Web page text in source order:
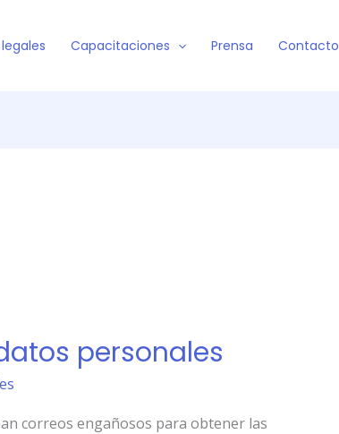
Capacitaciones Prensa Contacto
personales
correos engañosos para obtener las